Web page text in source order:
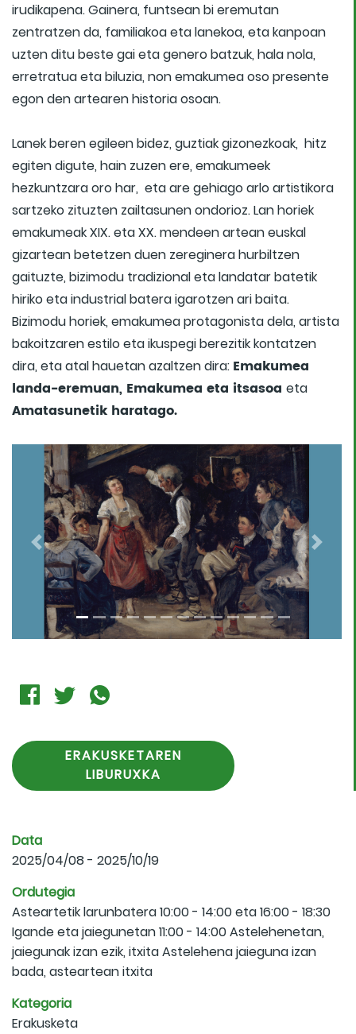
irudikapena. Gainera, funtsean bi eremutan
zentratzen da, familiakoa eta lanekoa, eta kanpoan
uzten ditu beste gai eta genero batzuk, hala nola,
erretratua eta biluzia, non emakumea oso presente
egon den artearen historia osoan.
Lanek beren egileen bidez, guztiak gizonezkoak, hitz
egiten digute, hain zuzen ere, emakumeek
hezkuntzara oro har, eta are gehiago arlo artistikora
sartzeko zituzten zailtasunen ondorioz. Lan horiek
emakumeak XIX. eta XX. mendeen artean euskal
gizartean betetzen duen zereginera hurbiltzen
gaituzte, bizimodu tradizional eta landatar batetik
hiriko eta industrial batera igarotzen ari baita.
Bizimodu horiek, emakumea protagonista dela, artista
bakoitzaren estilo eta ikuspegi berezitik kontatzen
dira, eta atal hauetan azaltzen dira: Emakumea
landa-eremuan, Emakumea eta itsasoa eta
Amatasunetik haratago.
Previous Next
ERAKUSKETAREN
LIBURUXKA
Data
2025/04/08 - 2025/10/19
Ordutegia
Asteartetik larunbatera 10:00 - 14:00 eta 16:00 - 18:30
Igande eta jaiegunetan 11:00 - 14:00 Astelehenetan,
jaiegunak izan ezik, itxita Astelehena jaieguna izan
bada, asteartean itxita
Kategoria
Erakusketa